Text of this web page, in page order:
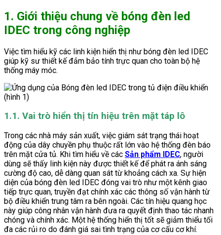
1. Giới thiệu chung về bóng đèn led
IDEC trong công nghiệp
Việc tìm hiểu kỹ các linh kiện hiển thị như bóng đèn led IDEC
giúp kỹ sư thiết kế đảm bảo tính trực quan cho toàn bộ hệ
thống máy móc.
1.1. Vai trò hiển thị tín hiệu trên mặt táp lô
Trong các nhà máy sản xuất, việc giám sát trạng thái hoạt
động của dây chuyền phụ thuộc rất lớn vào hệ thống đèn báo
trên mặt cửa tủ. Khi tìm hiểu về các Sản phẩm IDEC, người
dùng sẽ thấy linh kiện này được thiết kế để phát ra ánh sáng
cường độ cao, dễ dàng quan sát từ khoảng cách xa. Sự hiện
diện của bóng đèn led IDEC đóng vai trò như một kênh giao
tiếp trực quan, truyền đạt chính xác các thông số vận hành từ
bộ điều khiển trung tâm ra bên ngoài. Các tín hiệu quang học
này giúp công nhân vận hành đưa ra quyết định thao tác nhanh
chóng và chính xác. Một hệ thống hiển thị tốt sẽ giảm thiểu tối
đa các rủi ro do đánh giá sai tình trạng của cơ cấu cơ khí.